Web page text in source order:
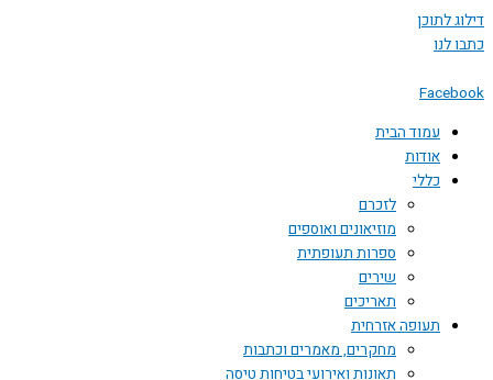
לתוכן
לנו
עמוד הבית
אודות
כללי
לזכרם
מוזיאונים ואוספים
ספרות תעופתית
שירים
תאריכים
תעופה אזרחית
מחקרים, מאמרים וכתבות
תאונות ואירועי בטיחות טיסה